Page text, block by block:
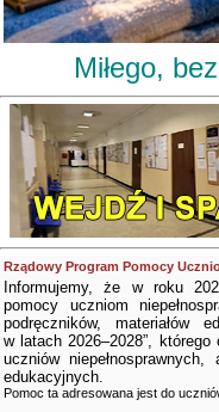
Miłego,
Rządowy Program Pomocy
Informujemy, że w roku
pomocy uczniom
podręczników, materiałów
w latach 2026–2028”,
uczniów
edukacyjnych.
Pomoc ta adresowana jest do